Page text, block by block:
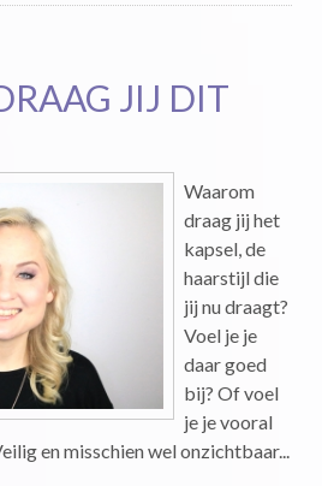
JIJ DIT
Waarom
draag jij het
kapsel, de
haarstijl die
jij nu draagt?
Voel je je
daar goed
bij? Of voel
je je vooral
en misschien wel onzichtbaar...